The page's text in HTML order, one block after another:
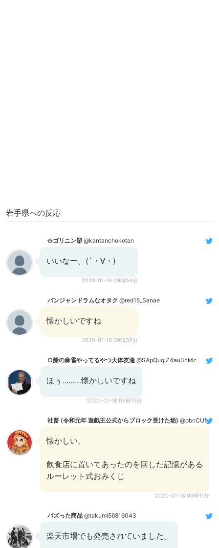
岩手県への反応
⛄️ゴリニン👹 @kantanchokotan
いいなー。(´・∀・)
2020-01-18 09時54分
パンジャンドラムなオタク @red15_Sanae
懐かしいですね
2020-01-18 09時32分
○船の麻雀やってるやつ大体友達 @SApQuqiZ4au3hMz
ほぅ………懐かしいですね
2020-01-18 09時13分
社畜 (令和元年 遊戯王公式からブロック受けた垢) @pbnCUf9DWksNHUf
懐かしい。
飲食店に置いてあったのを回した記憶がある
ルーレット式おみくじ
2020-01-18 09時11分
バズった商品 @takumi56816043
楽天市場でも発売されていました。